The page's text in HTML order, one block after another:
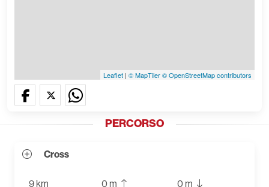
Leaflet | © MapTiler© OpenStreetMap contributors
PERCORSO
Cross
9 km 0 m 0 m